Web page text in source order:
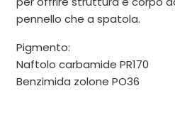
pennello che a spatola.
Pigmento:
Naftolo carbamide PR170
Benzimida zolone PO36